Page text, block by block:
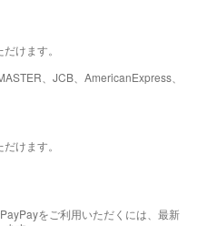
けます。
、JCB、AmericanExpress、
けます。
をご利用いただくには、最新